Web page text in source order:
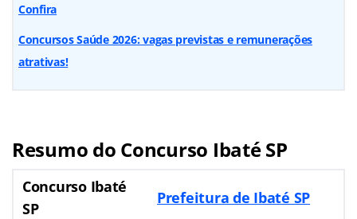
Confira
Concursos Saúde 2026: vagas previstas e remunerações
atrativas!
Resumo do Concurso Ibaté SP
Concurso Ibaté
SP
Prefeitura de Ibaté SP